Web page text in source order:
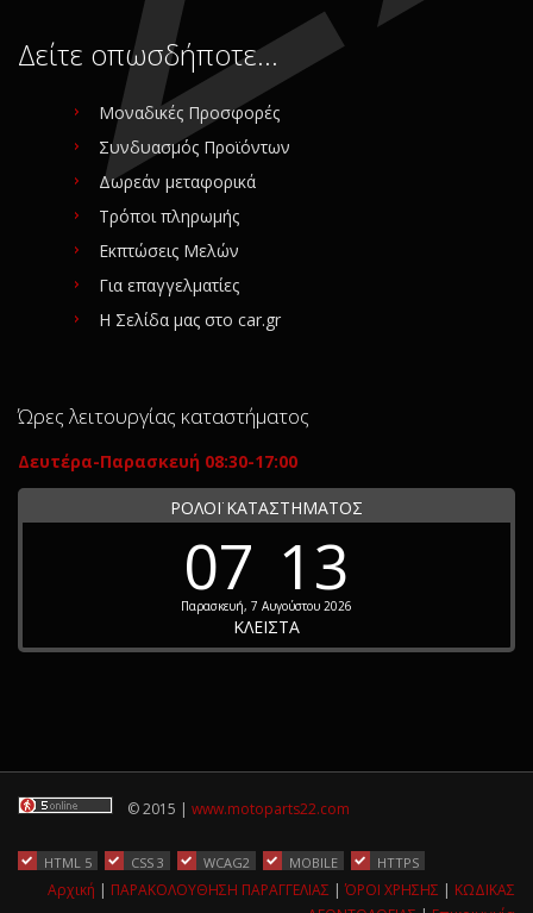
Δείτε οπωσδήποτε…
Μοναδικές Προσφορές
Συνδυασμός Προϊόντων
Δωρεάν μεταφορικά
Τρόποι πληρωμής
Εκπτώσεις Μελών
Για επαγγελματίες
Η Σελίδα μας στο car.gr
Ώρες λειτουργίας καταστήματος
Δευτέρα-Παρασκευή 08:30-17:00
ΡΟΛΟΪ ΚΑΤΑΣΤΗΜΑΤΟΣ
07 13
Παρασκευή, 7 Αυγούστου 2026
ΚΛΕΙΣΤΑ
© 2015 | www.motoparts22.com
HTML 5 CSS 3 WCAG2 MOBILE HTTPS
Αρχική | ΠΑΡΑΚΟΛΟΥΘΗΣΗ ΠΑΡΑΓΓΕΛΙΑΣ |ΌΡΟΙ ΧΡΗΣΗΣ | ΚΩΔΙΚΑΣ